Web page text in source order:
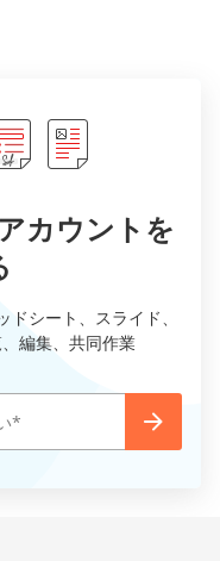
カウントを
シート、スライド、
編集、共同作業